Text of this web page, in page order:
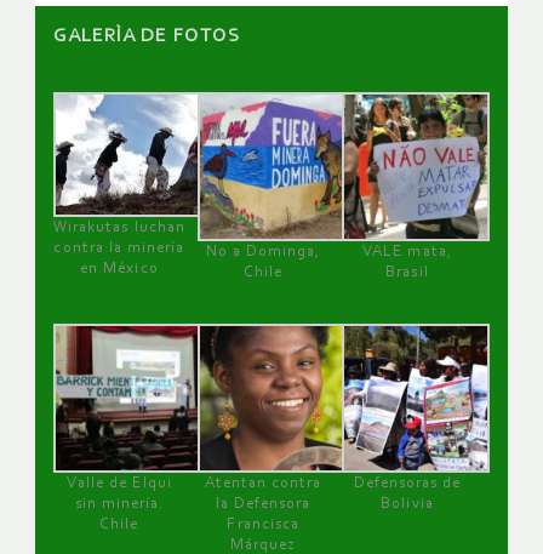
GALERÌA DE FOTOS
Wirakutas luchan
contra la minería
en México
No a Dominga,
Chile
VALE mata,
Brasil
Valle de Elqui
sin minería.
Chile
Atentan contra
la Defensora
Francisca
Márquez
Defensoras de
Bolivia